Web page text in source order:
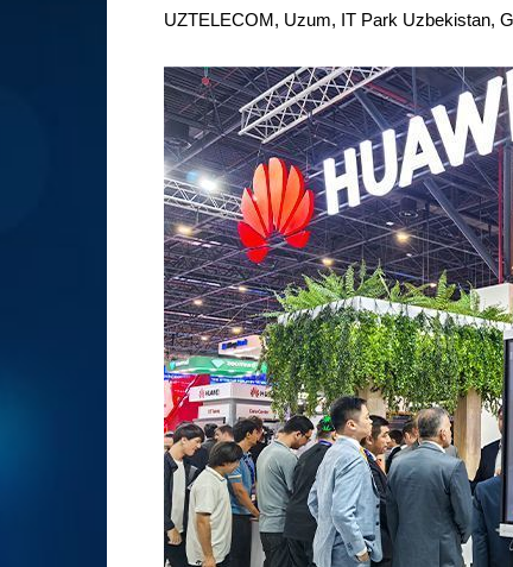
UZTELECOM, Uzum, IT Park Uzbekistan,